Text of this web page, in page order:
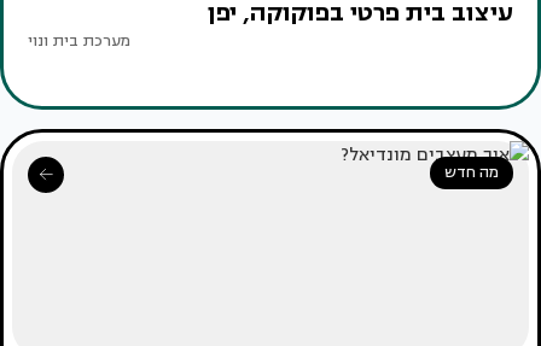
עיצוב בית פרטי בפוקוקה, יפן
מערכת בית ונוי
מה חדש